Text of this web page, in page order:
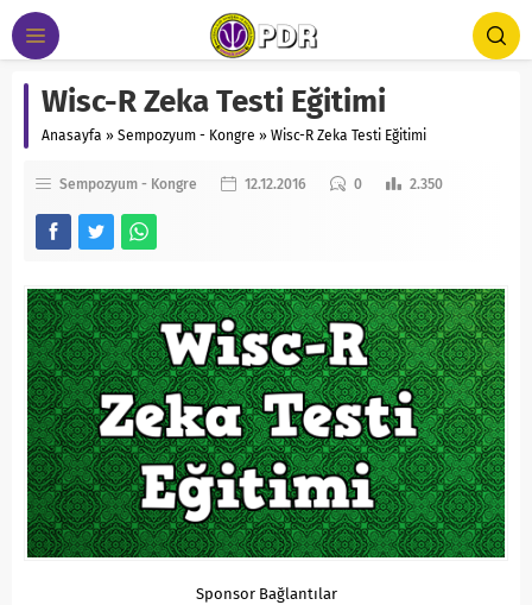
Wisc-R Zeka Testi Eğitimi
Anasayfa » Sempozyum - Kongre » Wisc-R Zeka Testi Eğitimi
Sempozyum - Kongre 12.12.2016 0 2.350
Sponsor Bağlantılar